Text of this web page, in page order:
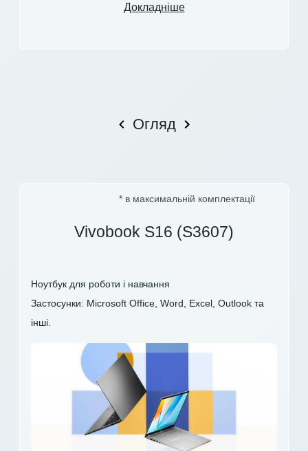
Докладніше
Огляд
* в максимальній комплектації
Vivobook S16 (S3607)
Ноутбук для роботи і навчання
Застосунки: Microsoft Office, Word, Excel, Outlook та
інші.